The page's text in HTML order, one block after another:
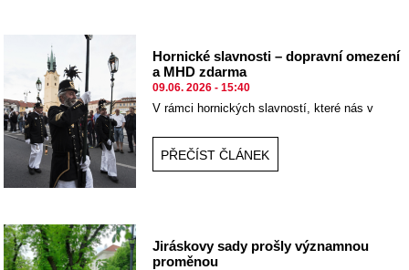
Hornické slavnosti – dopravní omezení
a MHD zdarma
09.06. 2026 - 15:40
V rámci hornických slavností, které nás v
třeba počítat s dopravním omezením a
uzávěrami.
PŘEČÍST ČLÁNEK
Jiráskovy sady prošly významnou
proměnou